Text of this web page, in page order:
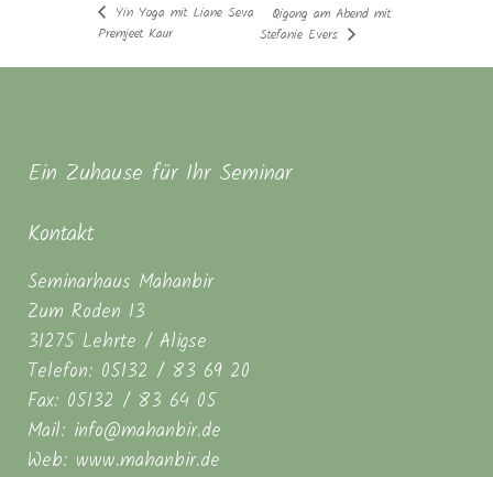
Yin Yoga mit Liane Seva
Premjeet Kaur
Qigong am Abend mit
Stefanie Evers
Ein Zuhause für Ihr Seminar
Kontakt
Seminarhaus Mahanbir
Zum Roden 13
31275 Lehrte / Aligse
Telefon: 05132 / 83 69 20
Fax: 05132 / 83 64 05
Mail: info@mahanbir.de
Web: www.mahanbir.de